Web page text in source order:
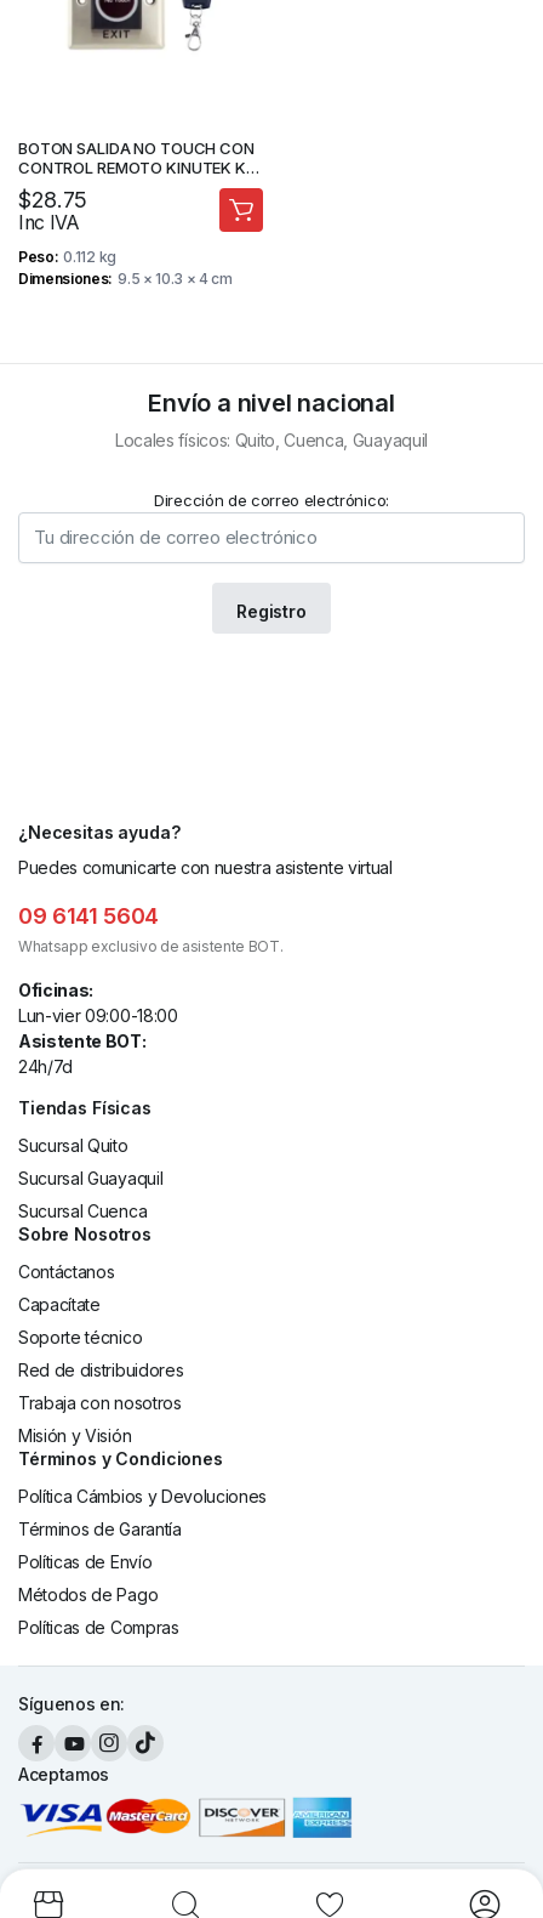
BOTON SALIDA NO TOUCH CON
CONTROL REMOTO KINUTEK KI-
K2
$28.75
Inc IVA
Peso 0.112 kg
Dimensiones 9.5 × 10.3 × 4 cm
Envío a nivel nacional
Locales físicos: Quito, Cuenca, Guayaquil
Dirección de correo electrónico:
¿Necesitas ayuda?
Puedes comunicarte con nuestra asistente virtual
09 6141 5604
Whatsapp exclusivo de asistente BOT.
Oficinas:
Lun-vier 09:00-18:00
Asistente BOT:
24h/7d
Tiendas Físicas
Sucursal Quito
Sucursal Guayaquil
Sucursal Cuenca
Sobre Nosotros
Contáctanos
Capacítate
Soporte técnico
Red de distribuidores
Trabaja con nosotros
Misión y Visión
Términos y Condiciones
Política Cámbios y Devoluciones
Términos de Garantía
Políticas de Envío
Métodos de Pago
Políticas de Compras
Síguenos en:
Aceptamos
Copyright 2026 © Cronte Technology S.A. Todos los derechos